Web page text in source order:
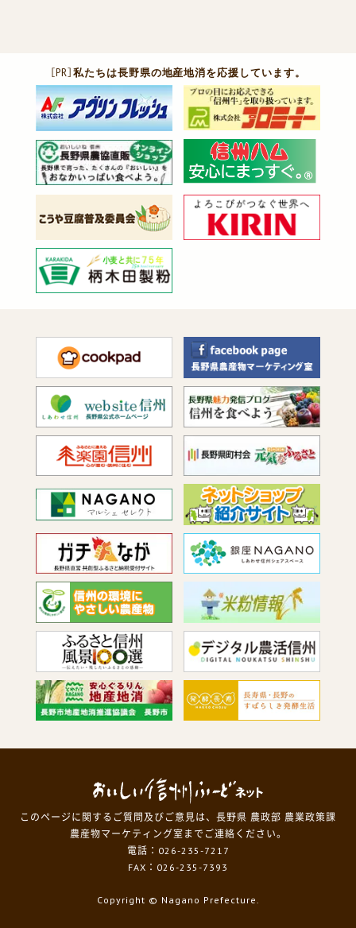
［PR］私たちは長野県の地産地消を応援しています。
このページに関するご質問及びご意見は、長野県 農政部 農業政策課
農産物マーケティング室までご連絡ください。
電話：026-235-7217
FAX：026-235-7393
Copyright © Nagano Prefecture.